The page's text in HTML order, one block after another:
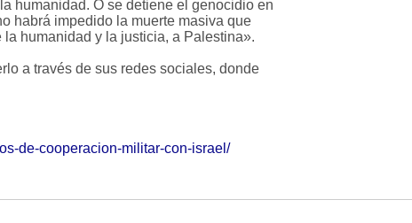
humanidad. O se detiene el genocidio en
habrá impedido la muerte masiva que
humanidad y la justicia, a Palestina».
a través de sus redes sociales, donde
de-cooperacion-militar-con-israel/